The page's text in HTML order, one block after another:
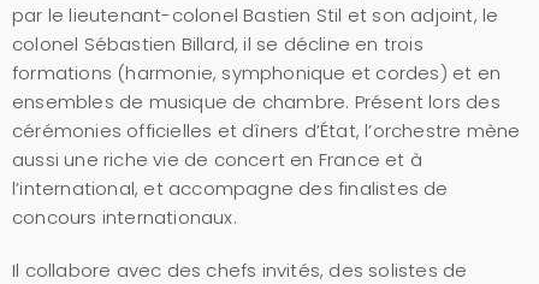
par le lieutenant-colonel Bastien Stil et son adjoint, le
colonel Sébastien Billard, il se décline en trois
formations (harmonie, symphonique et cordes) et en
ensembles de musique de chambre. Présent lors des
cérémonies officielles et dîners d’État, l’orchestre mène
aussi une riche vie de concert en France et à
l’international, et accompagne des finalistes de
concours internationaux.
Il collabore avec des chefs invités, des solistes de